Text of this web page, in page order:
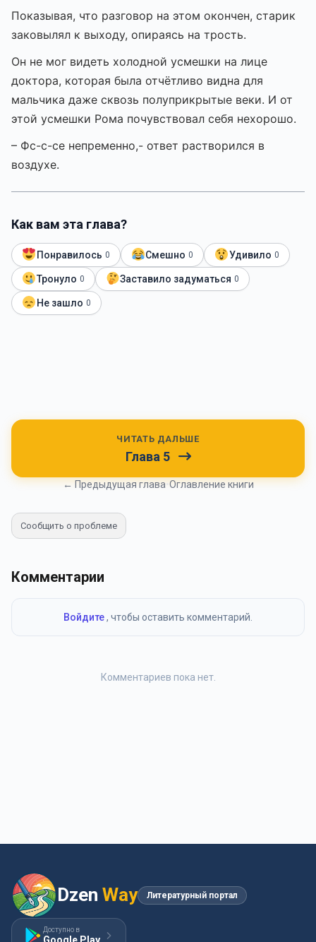
Показывая, что разговор на этом окончен, старик
заковылял к выходу, опираясь на трость.
Он не мог видеть холодной усмешки на лице
доктора, которая была отчётливо видна для
мальчика даже сквозь полуприкрытые веки. И от
этой усмешки Рома почувствовал себя нехорошо.
– Фс-с-се непременно,- ответ растворился в
воздухе.
Как вам эта глава?
Понравилось 0 Смешно 0 Удивило 0
Тронуло 0 Заставило задуматься 0
Не зашло 0
ЧИТАТЬ ДАЛЬШЕ
Глава 5
← Предыдущая глава Оглавление книги
Сообщить о проблеме
Комментарии
Войдите, чтобы оставить комментарий.
Комментариев пока нет.
Dzen Way Литературный портал
Доступно в